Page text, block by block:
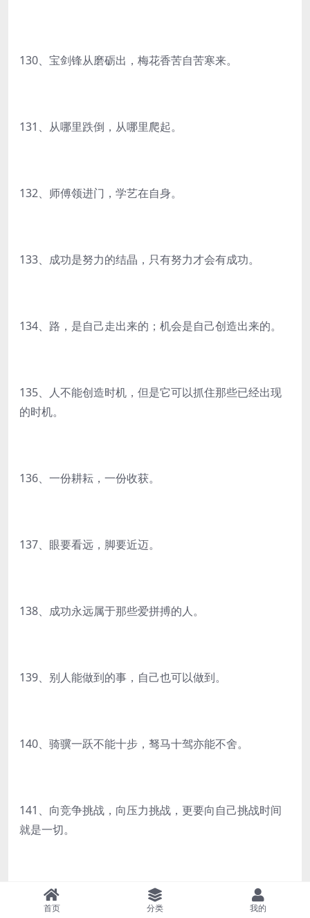
130、宝剑锋从磨砺出，梅花香苦自苦寒来。
131、从哪里跌倒，从哪里爬起。
132、师傅领进门，学艺在自身。
133、成功是努力的结晶，只有努力才会有成功。
134、路，是自己走出来的；机会是自己创造出来的。
135、人不能创造时机，但是它可以抓住那些已经出现
的时机。
136、一份耕耘，一份收获。
137、眼要看远，脚要近迈。
138、成功永远属于那些爱拼搏的人。
139、别人能做到的事，自己也可以做到。
140、骑骥一跃不能十步，驽马十驾亦能不舍。
141、向竞争挑战，向压力挑战，更要向自己挑战时间
就是一切。
142、人活着就要快乐。
首页 分类 我的